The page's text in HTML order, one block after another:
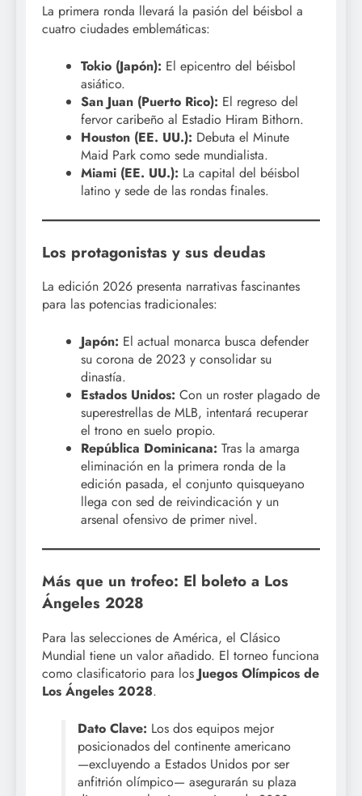
La primera ronda llevará la pasión del béisbol a
cuatro ciudades emblemáticas:
Tokio (Japón): El epicentro del béisbol
asiático.
San Juan (Puerto Rico): El regreso del
fervor caribeño al Estadio Hiram Bithorn.
Houston (EE. UU.): Debuta el Minute
Maid Park como sede mundialista.
Miami (EE. UU.): La capital del béisbol
latino y sede de las rondas finales.
Los protagonistas y sus deudas
La edición 2026 presenta narrativas fascinantes
para las potencias tradicionales:
Japón: El actual monarca busca defender
su corona de 2023 y consolidar su
dinastía.
Estados Unidos: Con un roster plagado de
superestrellas de MLB, intentará recuperar
el trono en suelo propio.
República Dominicana: Tras la amarga
eliminación en la primera ronda de la
edición pasada, el conjunto quisqueyano
llega con sed de reivindicación y un
arsenal ofensivo de primer nivel.
Más que un trofeo: El boleto a Los
Ángeles 2028
Para las selecciones de América, el Clásico
Mundial tiene un valor añadido. El torneo funciona
como clasificatorio para los Juegos Olímpicos de
Los Ángeles 2028.
Dato Clave: Los dos equipos mejor
posicionados del continente americano
—excluyendo a Estados Unidos por ser
anfitrión olímpico— asegurarán su plaza